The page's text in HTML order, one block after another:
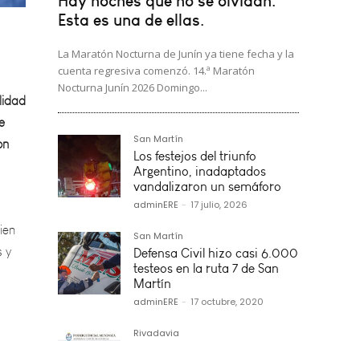
y
Esta es una de ellas.
La Maratón Nocturna de Junín ya tiene fecha y la
cuenta regresiva comenzó. 14.ª Maratón
Nocturna Junín 2026 Domingo...
San Martín
Los festejos del triunfo
Argentino, inadaptados
vandalizaron un semáforo
adminERE - 17 julio, 2026
San Martín
Defensa Civil hizo casi 6.000
testeos en la ruta 7 de San
Martín
adminERE - 17 octubre, 2020
Rivadavia